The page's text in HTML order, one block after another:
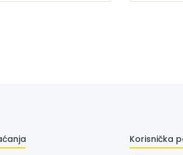
Korisnička